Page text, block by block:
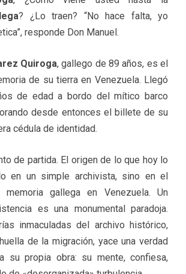
? ¿Lo traen? “No hace falta, yo
responde Don Manuel.
Quiroga, gallego de 89 años, es el
de su tierra en Venezuela. Llegó
de edad a bordo del mítico barco
desde entonces el billete de su
cédula de identidad.
de partida. El origen de lo que hoy lo
en un simple archivista, sino en el
gallega en Venezuela. Un
es una monumental paradoja.
inmaculadas del archivo histórico,
de la migración, yace una verdad
su propia obra: su mente, confiesa,